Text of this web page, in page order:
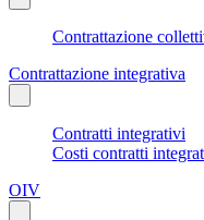
Contrattazione
Contrattazione integrativa
Contratti integrativi
Costi contratti
OIV